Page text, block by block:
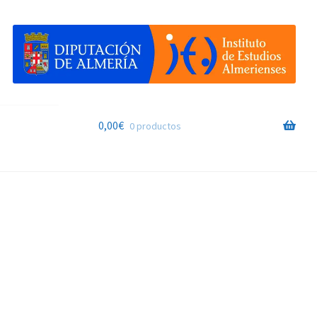
0,00€ 0 productos